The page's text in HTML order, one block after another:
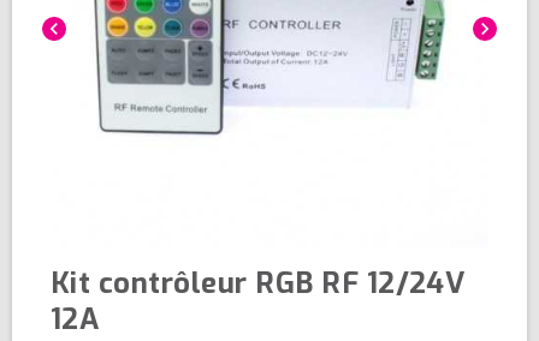
chevron_left chevron_right
Kit contrôleur RGB RF 12/24V
12A